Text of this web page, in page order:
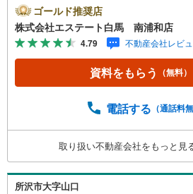
ください。◆10:00～21:00はお
ムーズです。●新規リフォーム済
気の対面キッチンリビングイン
【Yahoo！ 不動産キャンペーン
件を成約するとPayPayボーナ
ト白馬の5大サポート◆1.FP相
ービス新築住宅は2年、中古住
ルオーダー住宅「白馬の家」の
士同行サービス目視検査やリフ
どの無料サービス5.お引渡し後
ート室がお引渡し後のお悩みも
ゴールド推奨店
株式会社エステート白馬 南浦和店
4.79 不動産会社レビ
資料をもらう （無料）
電話する （通話料
取り扱い不動産会社をもっと見
所沢市大字山口